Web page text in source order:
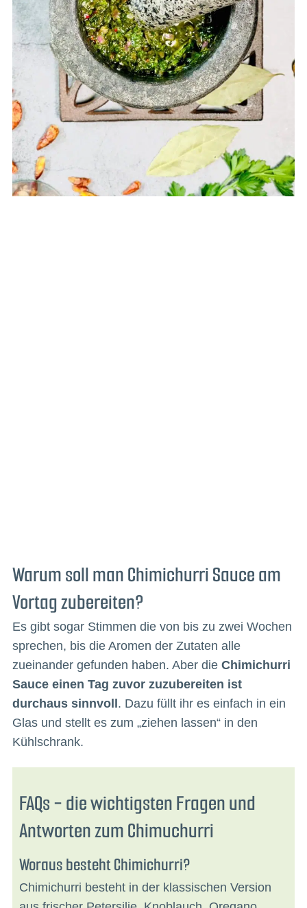
Warum soll man Chimichurri Sauce am
Vortag zubereiten?
Es gibt sogar Stimmen die von bis zu zwei Wochen
sprechen, bis die Aromen der Zutaten alle
zueinander gefunden haben. Aber die Chimichurri
Sauce einen Tag zuvor zuzubereiten ist
durchaus sinnvoll . Dazu füllt ihr es einfach in ein
Glas und stellt es zum „ziehen lassen“ in den
Kühlschrank.
FAQs - die wichtigsten Fragen und
Antworten zum Chimuchurri
Woraus besteht Chimichurri?
Chimichurri besteht in der klassischen Version